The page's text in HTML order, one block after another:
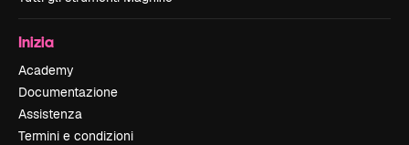
Inizia
Academy
Documentazione
Assistenza
Termini e condizioni